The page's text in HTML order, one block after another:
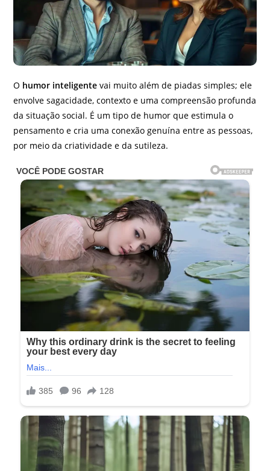
O humor inteligente vai muito além de piadas simples; ele
envolve sagacidade, contexto e uma compreensão profunda
da situação social. É um tipo de humor que estimula o
pensamento e cria uma conexão genuína entre as pessoas,
por meio da criatividade e da sutileza.